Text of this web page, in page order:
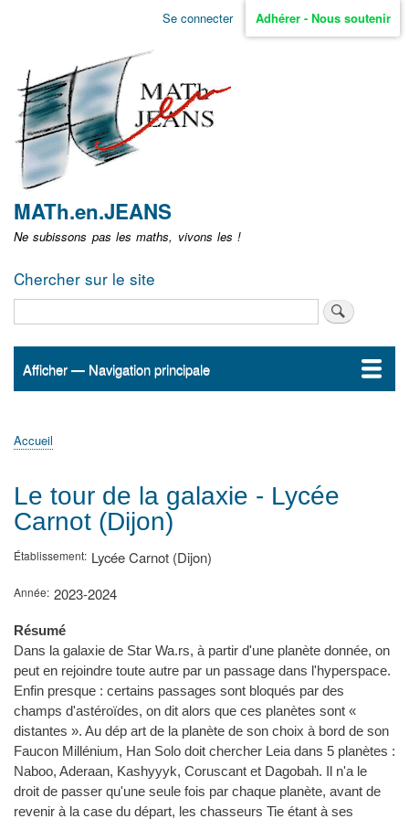
Aller
non
identifié
Se connecter Adhérer - Nous soutenir
MATh.en.JEANS
Ne subissons pas les maths, vivons les !
Chercher sur le site
Navigation
Afficher — Navigation principale
Accueil
ActualitésMATh.en.JEANS ?
Régions et Ateliers
Créer, gérer un atelier
Sujets/Publications
Congrès
d'Ariane
Accueil
Le tour de la galaxie - Lycée
Carnot (Dijon)
Établissement Lycée Carnot (Dijon)
Année 2023-2024
Résumé
Dans la galaxie de Star Wa.rs, à partir d'une planète donnée, on
peut en rejoindre toute autre par un passage dans l'hyperspace.
Enfin presque : certains passages sont bloqués par des
champs d'astéroïdes, on dit alors que ces planètes sont «
distantes ». Au dép art de la planète de son choix à bord de son
Faucon Millénium, Han Solo doit chercher Leia dans 5 planètes :
Naboo, Aderaan, Kashyyyk, Coruscant et Dagobah. Il n'a le
droit de passer qu'une seule fois par chaque planète, avant de
revenir à la case du départ, les chasseurs Tie étant à ses